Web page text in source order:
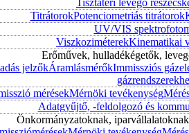
TitrátorokPotenciometriás titrátorok
UV/VIS
ViszkoziméterekKinematikai
Erőművek, hulladékégetők,
jelzőkÁramlásmérőkImmissziós
mérésekMérnöki tevékenység
Adatgyűjtő, -feldolgozó és
Önkormányzatoknak,